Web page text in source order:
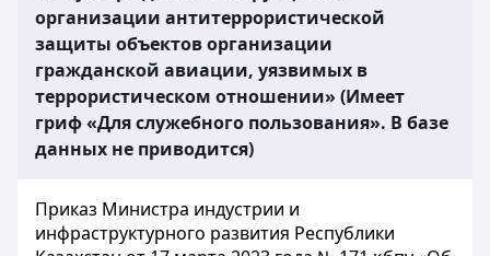
организации антитеррористической
защиты объектов организации
гражданской авиации, уязвимых в
террористическом отношении» (Имеет
гриф «Для служебного пользования». В базе
данных не приводится)
Приказ Министра индустрии и
инфраструктурного развития Республики